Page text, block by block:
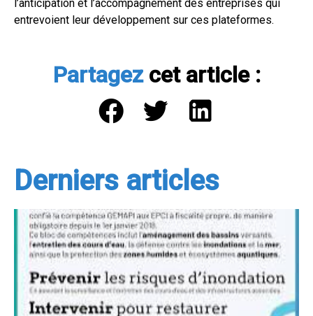
l’anticipation et l’accompagnement des entreprises qui
entrevoient leur développement sur ces plateformes.
Partagezcet article :
Derniers articles